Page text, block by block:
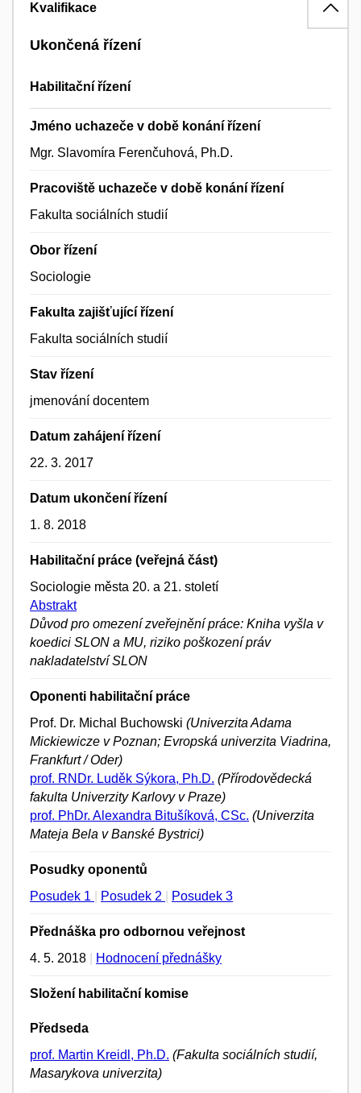
Kvalifikace
Ukončená řízení
Habilitační řízení
Jméno uchazeče v době konání řízení
Mgr. Slavomíra Ferenčuhová, Ph.D.
Pracoviště uchazeče v době konání řízení
Fakulta sociálních studií
Obor řízení
Sociologie
Fakulta zajišťující řízení
Fakulta sociálních studií
Stav řízení
jmenování docentem
Datum zahájení řízení
22. 3. 2017
Datum ukončení řízení
1. 8. 2018
Habilitační práce (veřejná část)
Sociologie města 20. a 21. století
Abstrakt
Důvod pro omezení zveřejnění práce: Kniha vyšla v
koedici SLON a MU, riziko poškození práv
nakladatelství SLON
Oponenti habilitační práce
Prof. Dr. Michal Buchowski (Univerzita Adama
Mickiewicze v Poznan; Evropská univerzita Viadrina,
Frankfurt / Oder)
prof. RNDr. Luděk Sýkora, Ph.D. (Přírodovědecká
fakulta Univerzity Karlovy v Praze)
prof. PhDr. Alexandra Bitušíková, CSc. (Univerzita
Mateja Bela v Banské Bystrici)
Posudky oponentů
Posudek 1
Posudek 2 Posudek 3
Přednáška pro odbornou veřejnost
4. 5. 2018
Hodnocení přednášky
Složení habilitační komise
Předseda
prof. Martin Kreidl, Ph.D. (Fakulta sociálních studií,
Masarykova univerzita)